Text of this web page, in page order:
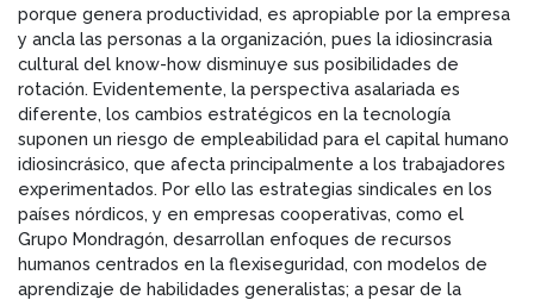
porque genera productividad, es apropiable por la empresa
y ancla las personas a la organización, pues la idiosincrasia
cultural del know-how disminuye sus posibilidades de
rotación. Evidentemente, la perspectiva asalariada es
diferente, los cambios estratégicos en la tecnología
suponen un riesgo de empleabilidad para el capital humano
idiosincrásico, que afecta principalmente a los trabajadores
experimentados. Por ello las estrategias sindicales en los
países nórdicos, y en empresas cooperativas, como el
Grupo Mondragón, desarrollan enfoques de recursos
humanos centrados en la flexiseguridad, con modelos de
aprendizaje de habilidades generalistas; a pesar de la